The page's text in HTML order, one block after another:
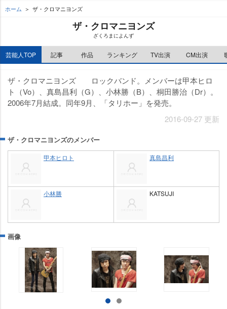
ホーム ザ・クロマニヨンズ
ザ・クロマニヨンズ
ざくろまによんず
芸能人TOP 記事 作品 ランキング TV出演 CM出演
ザ・クロマニヨンズ ロックバンド。メンバーは甲本ヒロ
ト（Vo）、真島昌利（G）、小林勝（B）、桐田勝治（Dr）。
2006年7月結成。同年9月、「タリホー」を発売。
2016-09-27 更新
ザ・クロマニヨンズのメンバー
甲本ヒロト 真島昌利
小林勝 KATSUJI
画像